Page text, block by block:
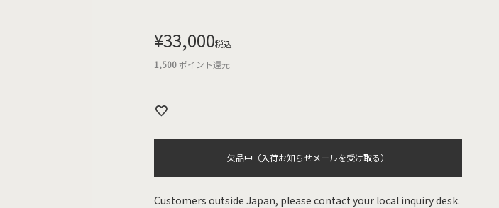
¥33,000税込
1,500ポイント還元
欠品中（入荷お知らせメールを受け取る）
Customers outside Japan, please contact your local inquiry desk.